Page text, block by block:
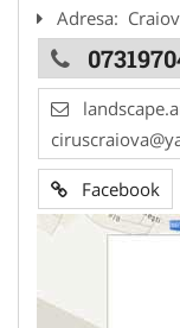
Adresa:
Facebook